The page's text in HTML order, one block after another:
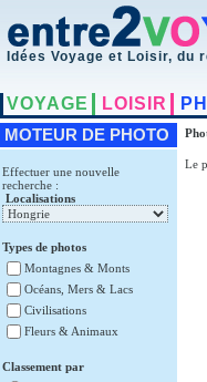
Idées Voyage et Loisir, du
VOYAGE LOISIR
MOTEUR DE PHOTO
Effectuer une nouvelle
recherche :
Localisations
Types de photos
Montagnes & Monts
Océans, Mers & Lacs
Civilisations
Fleurs & Animaux
Classement par
Le